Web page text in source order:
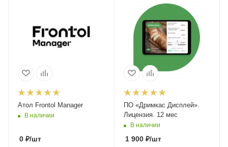
Атол Frontol Manager
В наличии
0 ₽/шт
ПО «Дримкас Дисплей».
Лицензия. 12 мес
В наличии
1 900₽/шт